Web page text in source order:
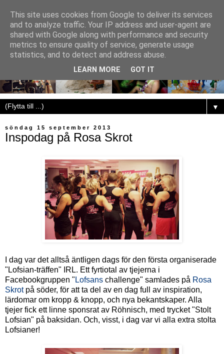
▼
söndag 15 september 2013
Inspodag på Rosa Skrot
I dag var det alltså äntligen dags för den första organiserade
"Lofsian-träffen" IRL. Ett fyrtiotal av tjejerna i
Facebookgruppen " Lofsans challenge" samlades på Rosa
Skrotpå söder, för att ta del av en dag full av inspiration,
lärdomar om kropp & knopp, och nya bekantskaper. Alla
tjejer fick ett linne sponsrat av Röhnisch, med trycket "Stolt
Lofsian" på baksidan. Och, visst, i dag var vi alla extra stolta
Lofsianer!
This site uses cookies from Google to deliver its services
and to analyze traffic. Your IP address and user-agent are
shared with Google along with performance and security
metrics to ensure quality of service, generate usage
statistics, and to detect and address abuse.
LEARN MORE GOT IT